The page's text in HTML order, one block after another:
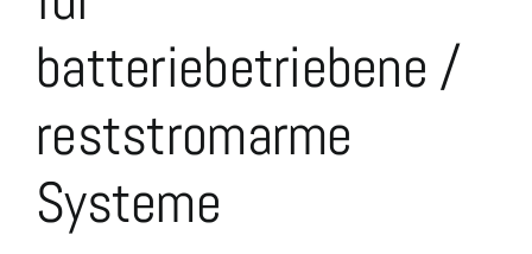
batteriebetriebene /
reststromarme
Systeme